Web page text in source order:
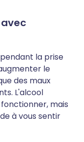
la prise
le
des maux
L'alcool
mais
à vous sentir